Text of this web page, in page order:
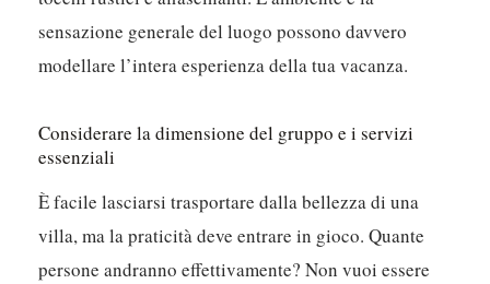
sensazione generale del luogo possono davvero
modellare l’intera esperienza della tua vacanza.
Considerare la dimensione del gruppo e i servizi
essenziali
È facile lasciarsi trasportare dalla bellezza di una
villa, ma la praticità deve entrare in gioco. Quante
persone andranno effettivamente? Non vuoi essere